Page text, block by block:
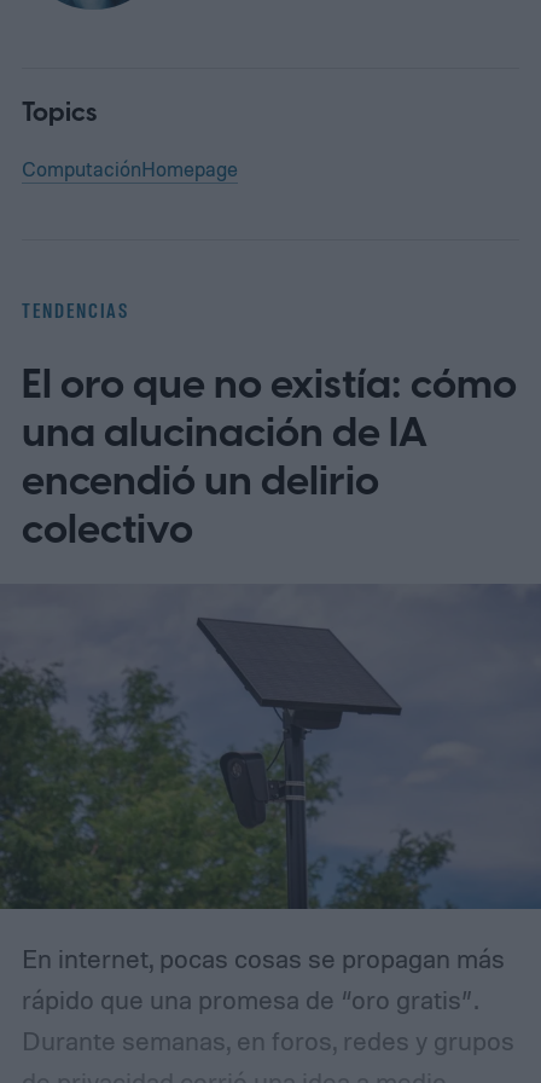
Topics
ComputaciónHomepage
TENDENCIAS
El oro que no existía: cómo
una alucinación de IA
encendió un delirio
colectivo
En internet, pocas cosas se propagan más
rápido que una promesa de “oro gratis”.
Durante semanas, en foros, redes y grupos